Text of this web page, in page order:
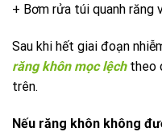
+ Bơm rửa túi quanh răng
Sau khi hết giai đoạn
răng khôn mọc lệchtheo
trên.
Nếu răng khôn không